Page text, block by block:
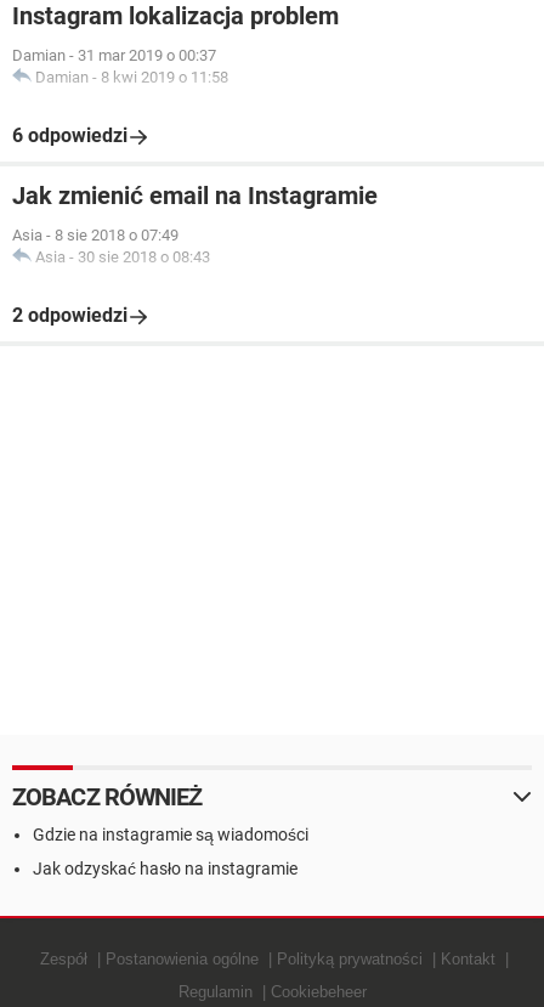
Instagram lokalizacja problem
Damian - 31 mar 2019 o 00:37
Damian - 8 kwi 2019 o 11:58
6 odpowiedzi
Jak zmienić email na Instagramie
Asia - 8 sie 2018 o 07:49
Asia - 30 sie 2018 o 08:43
2 odpowiedzi
ZOBACZ RÓWNIEŻ
Gdzie na instagramie są wiadomości
Jak odzyskać hasło na instagramie
Zespół Postanowienia ogólne Polityką prywatności
Kontakt
Regulamin
Cookiebeheer